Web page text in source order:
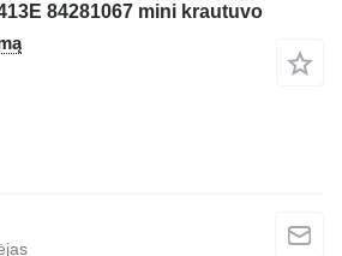
84281067 mini krautuvo